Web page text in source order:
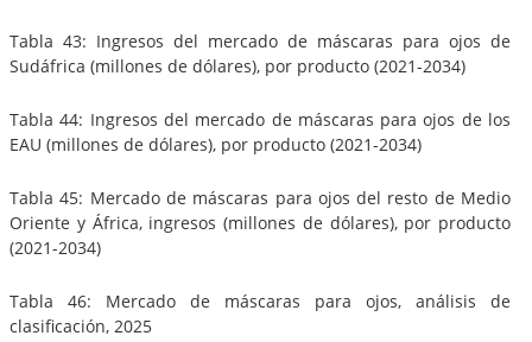
Tabla 43: Ingresos del mercado de máscaras para ojos de
Sudáfrica (millones de dólares), por producto (2021-2034)
Tabla 44: Ingresos del mercado de máscaras para ojos de los
EAU (millones de dólares), por producto (2021-2034)
Tabla 45: Mercado de máscaras para ojos del resto de Medio
Oriente y África, ingresos (millones de dólares), por producto
(2021-2034)
Tabla 46: Mercado de máscaras para ojos, análisis de
clasificación, 2025